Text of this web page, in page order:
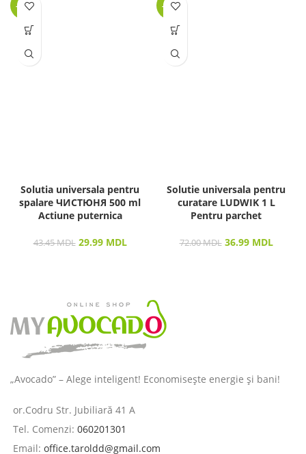
-31%
Solutia universala pentru
spalare ЧИСТЮНЯ 500 ml
Actiune puternica
43.45MDL 29.99 MDL
-49%
Solutie universala pentru
curatare LUDWIK 1 L
Pentru parchet
72.00MDL 36.99 MDL
„Avocado” – Alege inteligent! Economisește energie și bani!
or.Codru Str. Jubiliară 41 A
Tel. Comenzi: 060201301
Email: office.taroldd@gmail.com